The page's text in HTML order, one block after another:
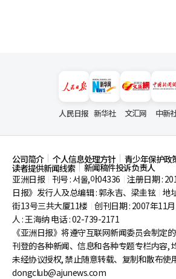
人民日报 新华社 文汇网 中新
公司简介 个人信息处理方针 青少年保护政
读者提供新闻线索
新闻稿件投诉负责人
亚洲日报
刊号 : 서울,아04336 注册日期 :
日报》发行人及总编辑 : 郭永吉、梁圭铉 地
街13号三共大厦11楼 创刊日期 : 2007年11
人 : 王海纳 电话 : 02-739-2171
《亚洲日报》将遵守互联网新闻委员会制定的
刊登的各种新闻、信息和各种专题专栏内容,
未经协议授权, 禁止随意转载、复制和散布使
dongclub@ajunews.com